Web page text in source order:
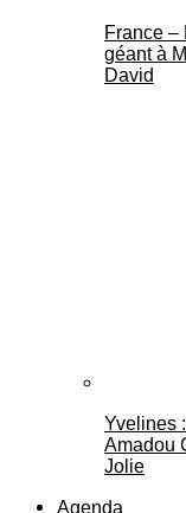
France –
géant à
David
Yvelines
Amadou
Jolie
Agenda